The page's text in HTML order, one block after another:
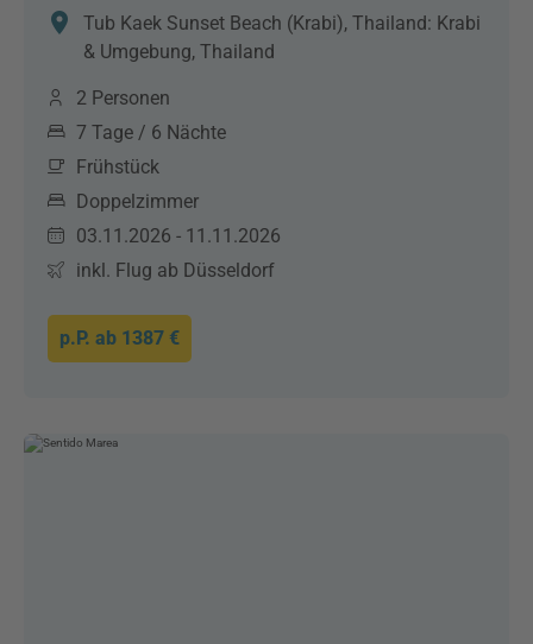
Tub Kaek Sunset Beach (Krabi), Thailand: Krabi
& Umgebung, Thailand
2 Personen
7 Tage / 6 Nächte
Frühstück
Doppelzimmer
03.11.2026 - 11.11.2026
inkl. Flug ab Düsseldorf
p.P. ab 1387 €